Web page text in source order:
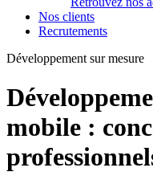
Nos clients
Recrutements
Développement sur mesure
mobile :